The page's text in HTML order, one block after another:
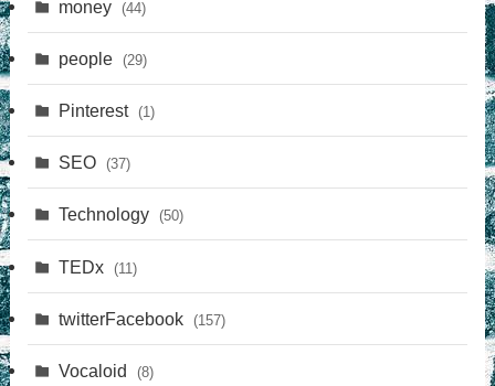
money (44)
people (29)
Pinterest (1)
SEO (37)
Technology (50)
TEDx (11)
twitterFacebook (157)
Vocaloid (8)